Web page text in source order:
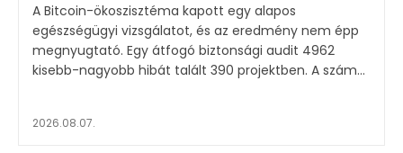
A Bitcoin-ökoszisztéma kapott egy alapos
egészségügyi vizsgálatot, és az eredmény nem épp
megnyugtató. Egy átfogó biztonsági audit 4962
kisebb-nagyobb hibát talált 390 projektben. A szám...
2026.08.07.